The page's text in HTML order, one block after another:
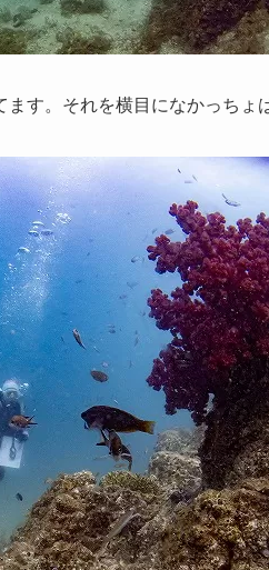
す。それを横目になかっちょ